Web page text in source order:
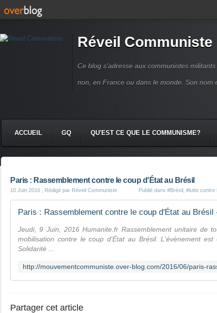
Réveil Communiste
Ce blog s'adresse aux communistes
non, en France ou dans le monde. Son nom
ACCUEIL GQ QU'EST CE QUE LE COMMUNISME?
Paris : Rassemblement contre le coup d'État au Brésil
10 Juin 2016 , Rédigé par Réveil Communiste Publié dans #Brésil #lutte contre
Jeudi, 9 Juin, 2016 Humanite.fr Rassemblement unitaire de
mobilisation contre le coup d'État au Brésil. L'évènement
Solidarité ...
Partager cet article